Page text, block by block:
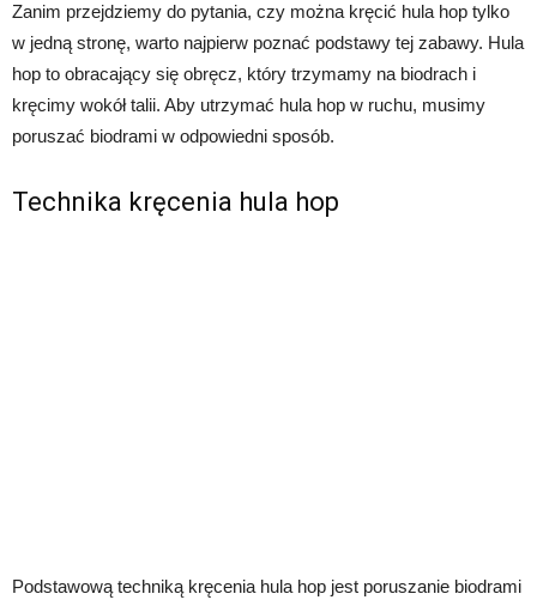
Zanim przejdziemy do pytania, czy można kręcić hula hop tylko
w jedną stronę, warto najpierw poznać podstawy tej zabawy. Hula
hop to obracający się obręcz, który trzymamy na biodrach i
kręcimy wokół talii. Aby utrzymać hula hop w ruchu, musimy
poruszać biodrami w odpowiedni sposób.
Technika kręcenia hula hop
Podstawową techniką kręcenia hula hop jest poruszanie biodrami